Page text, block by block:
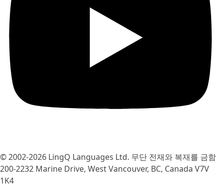
© 2002-2026 LingQ Languages Ltd. 무단 전재와 복재를 금함
200-2232 Marine Drive, West Vancouver, BC, Canada V7V
1K4